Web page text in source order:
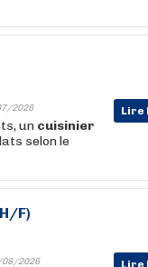
2026 Lire
un cuisinier
selon le
F)
2026 Lire